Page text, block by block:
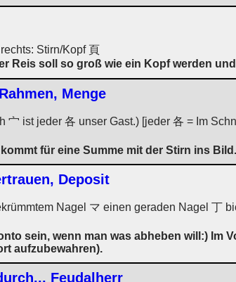
Stirn/Kopf 頁
Reis soll so groß wie ein Kopf werden
Menge
宀 ist jeder 各 unser Gast.) [jeder 各 = Im
für eine Summe mit der Stirn ins Bild.
Deposit
Nagel マ einen geraden Nagel 丁
sein, wenn man was abheben will:) Im
aufzubewahren).
Feudalherr